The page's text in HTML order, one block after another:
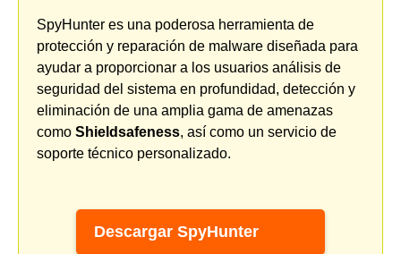
SpyHunter es una poderosa herramienta de
protección y reparación de malware diseñada para
ayudar a proporcionar a los usuarios análisis de
seguridad del sistema en profundidad, detección y
eliminación de una amplia gama de amenazas
como Shieldsafeness, así como un servicio de
soporte técnico personalizado.
Descargar SpyHunter